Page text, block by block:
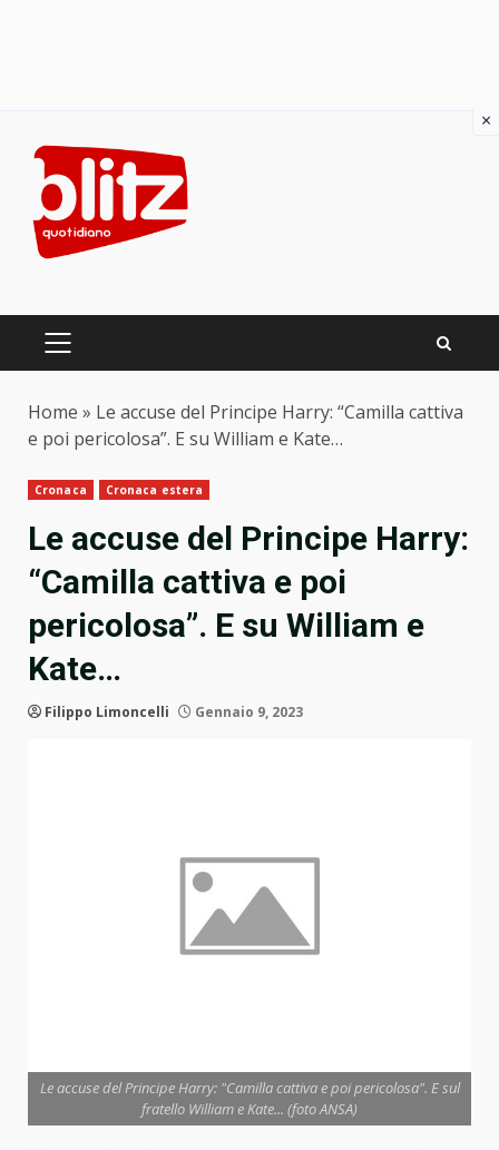
content
PRIMARY
Home » Le accuse del Principe Harry: “Camilla cattiva
e poi pericolosa”. E su William e Kate…
Cronaca Cronaca estera
Le accuse del Principe Harry:
“Camilla cattiva e poi
pericolosa”. E su William e
Kate…
Filippo Limoncelli Gennaio 9, 2023
Le accuse del Principe Harry: "Camilla cattiva e poi pericolosa". E sul
fratello William e Kate... (foto ANSA)
×